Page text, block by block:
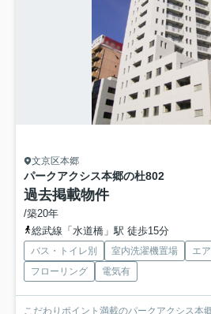
文京区本郷
パークアクシス本郷の杜802
過去掲載物件
/築20年
総武線「水道橋」駅 徒歩15分
バス・トイレ別 室内洗濯機置場 エ
フローリング
電気有
こだわりポイント満載のパークアクシス本